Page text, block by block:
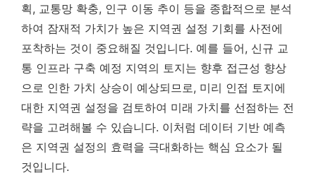
획, 교통망 확충, 인구 이동 추이 등을 종합적으로 분석
하여 잠재적 가치가 높은 지역권 설정 기회를 사전에
포착하는 것이 중요해질 것입니다. 예를 들어, 신규 교
통 인프라 구축 예정 지역의 토지는 향후 접근성 향상
으로 인한 가치 상승이 예상되므로, 미리 인접 토지에
대한 지역권 설정을 검토하여 미래 가치를 선점하는 전
략을 고려해볼 수 있습니다. 이처럼 데이터 기반 예측
은 지역권 설정의 효력을 극대화하는 핵심 요소가 될
것입니다.